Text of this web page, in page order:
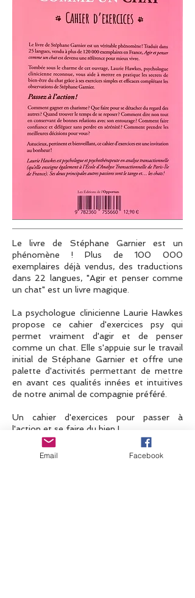
Le livre de Stéphane Garnier est un
phénomène ! Plus de 100 000
exemplaires déjà vendus, des traductions
dans 22 langues, "Agir et penser comme
un chat" est un livre magique.
La psychologue clinicienne Laurie Hawkes
propose ce cahier d'exercices psy qui
permet vraiment d'agir et de penser
comme un chat. Elle s'appuie sur le travail
initial de Stéphane Garnier et offre une
palette d'activités permettant de mettre
en avant ces qualités innées et intuitives
de notre animal de compagnie préféré.
Un cahier d'exercices pour passer à
l'action et se faire du bien !
Email Facebook